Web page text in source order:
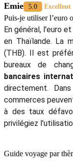
Emie 5.0 Excellent
Puis-je utiliser l’euro
En général, l'euro
en Thaïlande. La
(THB). Il est
bureaux de
bancaires
directement.
commerces
à des taux
privilégiez
Guide voyage par